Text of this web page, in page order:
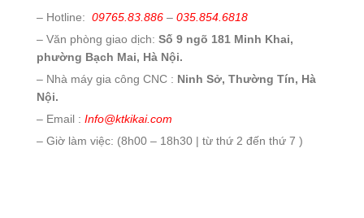
– Hotline: 09765.83.886 – 035.854.6818
– Văn phòng giao dịch: Số 9 ngõ 181 Minh Khai,
phường Bạch Mai, Hà Nội.
– Nhà máy gia công CNC : Ninh Sở, Thường Tín, Hà
Nội.
– Email : Info@ktkikai.com
– Giờ làm việc: (8h00 – 18h30 | từ thứ 2 đến thứ 7 )